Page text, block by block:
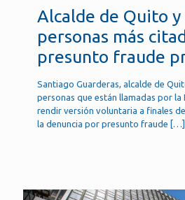
Alcalde de Quito y
personas más
presunto fraude
Santiago Guarderas, alcalde de
personas que están llamadas por la
rendir versión voluntaria a finales
la denuncia por presunto fraude […]